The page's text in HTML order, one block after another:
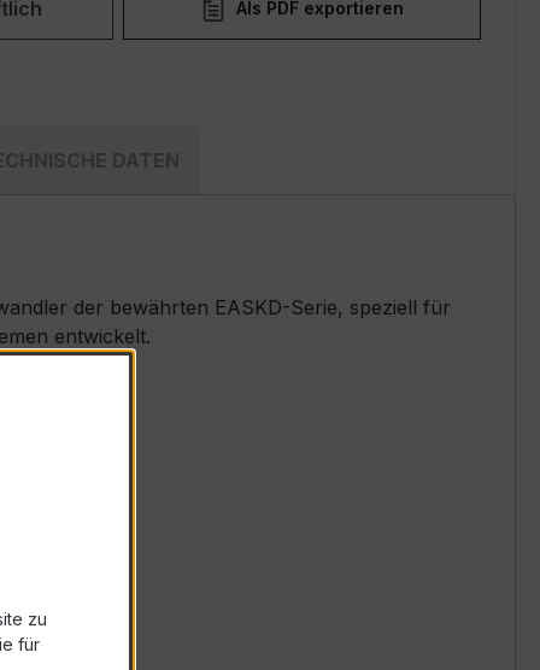
Als PDF exportieren
DATEN
der bewährten EASKD-Serie, speziell für
entwickelt.
zu
für